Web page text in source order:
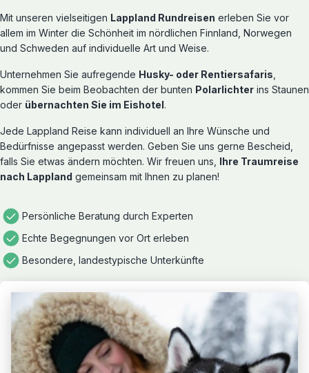
Mit unseren vielseitigen Lappland Rundreisen erleben Sie vor
allem im Winter die Schönheit im nördlichen Finnland, Norwegen
und Schweden auf individuelle Art und Weise.
Unternehmen Sie aufregende Husky- oder Rentiersafaris
kommen Sie beim Beobachten der bunten Polarlichter ins Staunen
oder übernachten Sie im Eishotel.
Jede Lappland Reise kann individuell an Ihre Wünsche und
Bedürfnisse angepasst werden. Geben Sie uns gerne Bescheid,
falls Sie etwas ändern möchten. Wir freuen uns, Ihre Traumreise
nach Lappland gemeinsam mit Ihnen zu planen!
Persönliche Beratung durch Experten
Echte Begegnungen vor Ort erleben
Besondere, landestypische Unterkünfte